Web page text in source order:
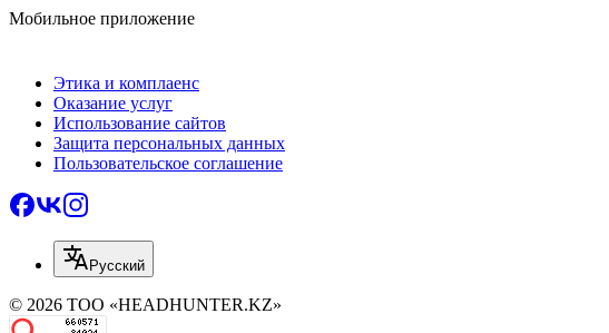
Мобильное приложение
Этика и комплаенс
Оказание услуг
Использование сайтов
Защита персональных данных
Пользовательское соглашение
Русский
© 2026 ТОО «HEADHUNTER.KZ»